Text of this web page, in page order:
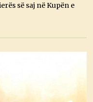
së saj në Kupën e